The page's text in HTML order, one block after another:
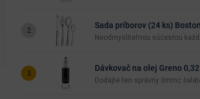
Sada príborov (24 ks)
Neodmysliteľnou súčasťou
Dávkovač na olej Greno
Dodajte ten správny šmrnc